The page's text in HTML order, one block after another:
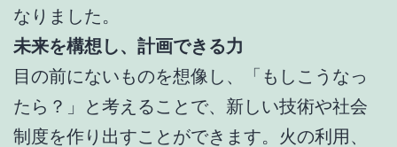
なりました。
未来を構想し、計画できる力
目の前にないものを想像し、「もしこうなっ
たら？」と考えることで、新しい技術や社会
制度を作り出すことができます。火の利用、